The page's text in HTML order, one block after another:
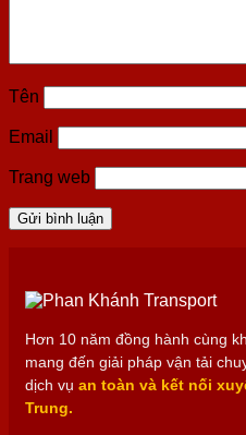
Tên
Email
Trang web
Hơn 10 năm đồng hành cùng
mang đến giải pháp vận tải
dịch vụ an toàn và kết nối
Trung.